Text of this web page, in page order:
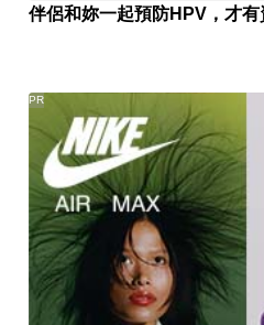
伴侶和妳一起預防HPV，才有
PR